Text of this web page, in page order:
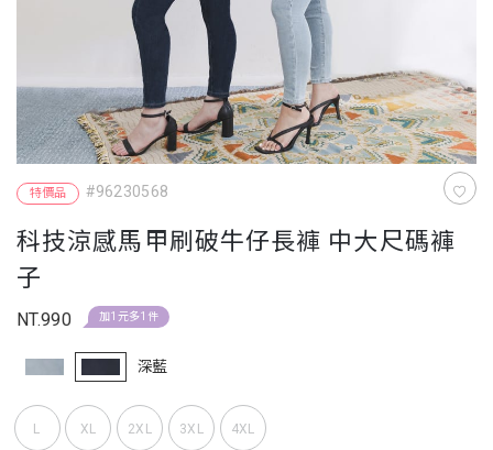
特價品 #96230568
科技涼感馬甲刷破牛仔長褲 中大尺碼褲
子
NT.990 加1元多1件
深藍
L XL 2XL 3XL 4XL